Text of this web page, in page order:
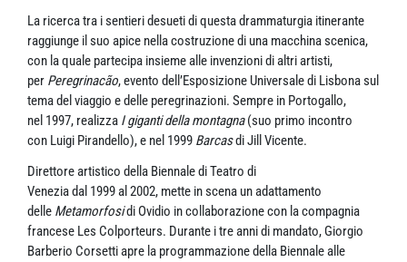
La ricerca tra i sentieri desueti di questa drammaturgia itinerante
raggiunge il suo apice nella costruzione di una macchina scenica,
con la quale partecipa insieme alle invenzioni di altri artisti,
per Peregrinacão, evento dell’Esposizione Universale di Lisbona sul
tema del viaggio e delle peregrinazioni. Sempre in Portogallo,
nel 1997, realizza I giganti della montagna(suo primo incontro
con Luigi Pirandello), e nel 1999 Barcasdi Jill Vicente.
Direttore artistico della Biennale di Teatro di
Venezia dal 1999 al 2002, mette in scena un adattamento
delle Metamorfosidi Ovidio in collaborazione con la compagnia
francese Les Colporteurs. Durante i tre anni di mandato, Giorgio
Barberio Corsetti apre la programmazione della Biennale alle